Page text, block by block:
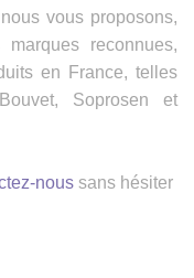
vous proposons,
reconnues,
en France, telles
Soprosen et
nous sans hésiter